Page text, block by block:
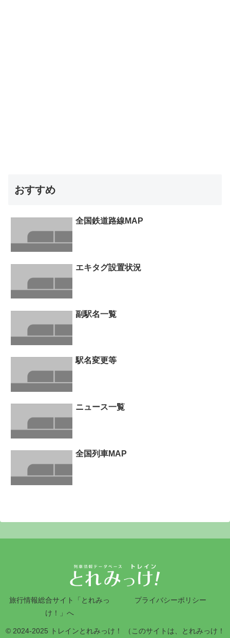
おすすめ
全国鉄道路線MAP
エキタグ設置状況
副駅名一覧
駅名変更等
ニュース一覧
全国列車MAP
旅行情報総合サイト「とれみっ
け！」へ
プライバシーポリシー
© 2024-2025 トレインとれみっけ！ （このサイトは、とれみっけ！